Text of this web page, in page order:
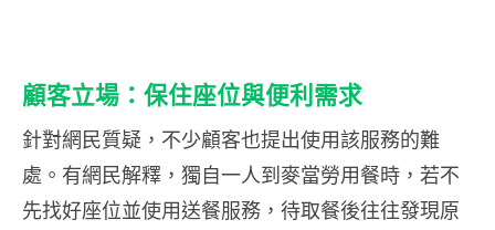
顧客立場：保住座位與便利需求
針對網民質疑，不少顧客也提出使用該服務的難
處。有網民解釋，獨自一人到麥當勞用餐時，若不
先找好座位並使用送餐服務，待取餐後往往發現原